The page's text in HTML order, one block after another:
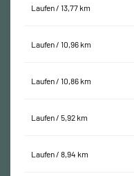
Laufen / 13,77 km
Laufen / 10,96 km
Laufen / 10,86 km
Laufen / 5,92 km
Laufen / 8,94 km